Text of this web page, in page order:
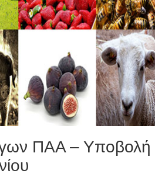
ΠΑΑ – Υποβολή